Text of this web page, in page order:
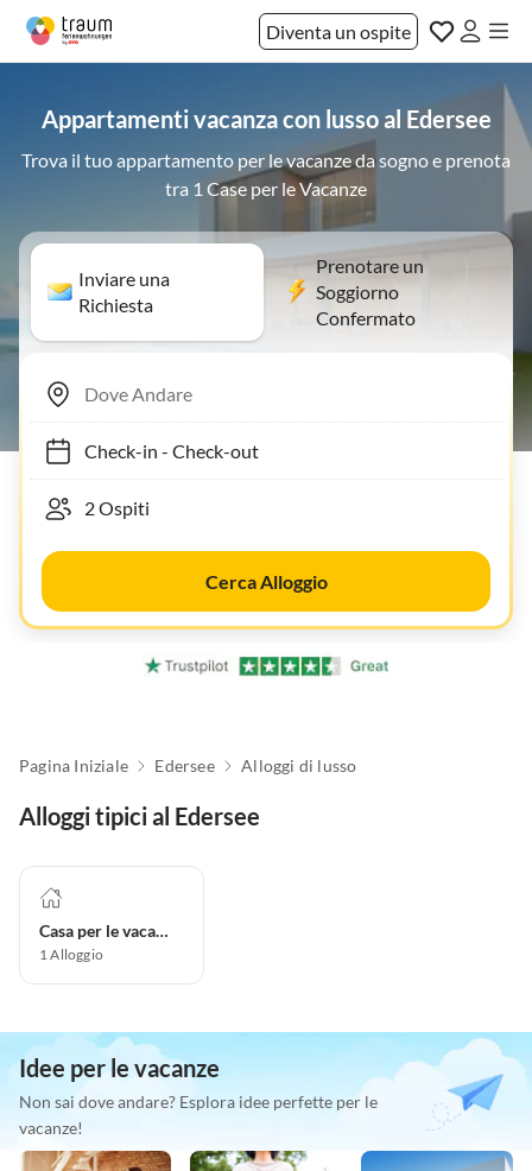
Diventa un ospite
Appartamenti vacanza con lusso al Edersee
Trova il tuo appartamento per le vacanze da sogno e prenota
tra 1 Case per le Vacanze
Inviare una
Richiesta
Prenotare un
Soggiorno
Confermato
Check-in- Check-out
Cerca Alloggio
Pagina Iniziale Edersee Alloggi di lusso
Alloggi tipici al Edersee
Casa per le vacanze
1Alloggio
Idee per le vacanze
Non sai dove andare? Esplora idee perfette per le
vacanze!